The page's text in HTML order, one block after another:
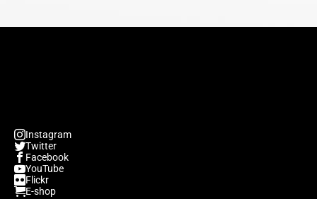
Instagram
Twitter
Facebook
YouTube
Flickr
E-shop